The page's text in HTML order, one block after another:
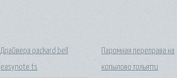
Драйвера packard bell
easynote ts
Паромная переправа на
копылово тольятти